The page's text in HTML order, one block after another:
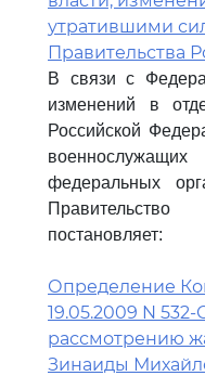
утратившими
Правительства
В связи с
изменений в
Российской
федеральных
постановляет:
Определение
19.05.2009 N
рассмотрению
Зинаиды